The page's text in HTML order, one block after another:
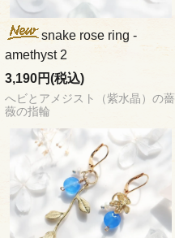
snake rose ring -
amethyst 2
3,190円(税込)
へビとアメジスト（紫水晶）の薔
薇の指輪